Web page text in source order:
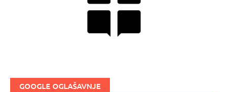
GOOGLE OGLAŠAVNJE